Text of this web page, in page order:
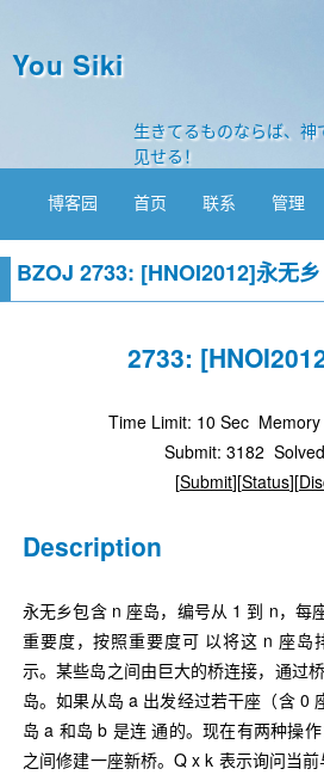
You Siki
生きてるものならば、神
见せる！
博客园
首页 联系 管理
BZOJ 2733: [HNOI2012]永无乡
2733:
Time Limit: 10 Sec
Submit: 3182
[Submit][Status][
Description
永无乡包含 n 座岛，编号从 1 到 n，每
重要度，按照重要度可 以将这 n 座岛
示。某些岛之间由巨大的桥连接，通过
岛。如果从岛 a 出发经过若干座（含 0
岛 a 和岛 b 是连 通的。现在有两种操
之间修建一座新桥。Q x k 表示询问当